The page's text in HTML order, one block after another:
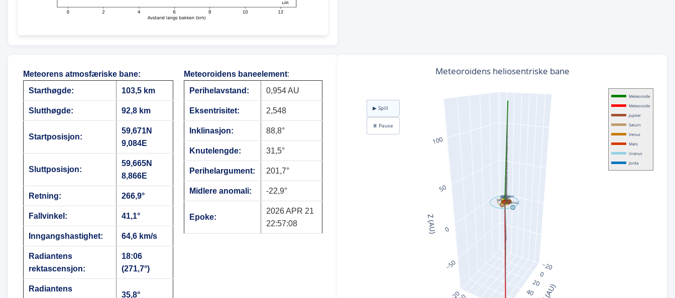
Meteorens atmosfæriske bane:
Starthøgde:
103,5 km
Slutthøgde: 92,8 km
Startposisjon:
59,671N
9,084E
Sluttposisjon:
59,665N
8,866E
Retning: 266,9°
Fallvinkel: 41,1°
Inngangshastighet: 64,6 km/s
Radiantens
rektascensjon:
18:06
(271,7°)
Radiantens
35,8°
Meteoroidens baneelement:
Perihelavstand:
0,954 AU
Eksentrisitet: 2,548
Inklinasjon: 88,8°
Knutelengde: 31,5°
Perihelargument: 201,7°
Midlere anomali: -22,9°
Epoke:
2026 APR 21
22:57:08